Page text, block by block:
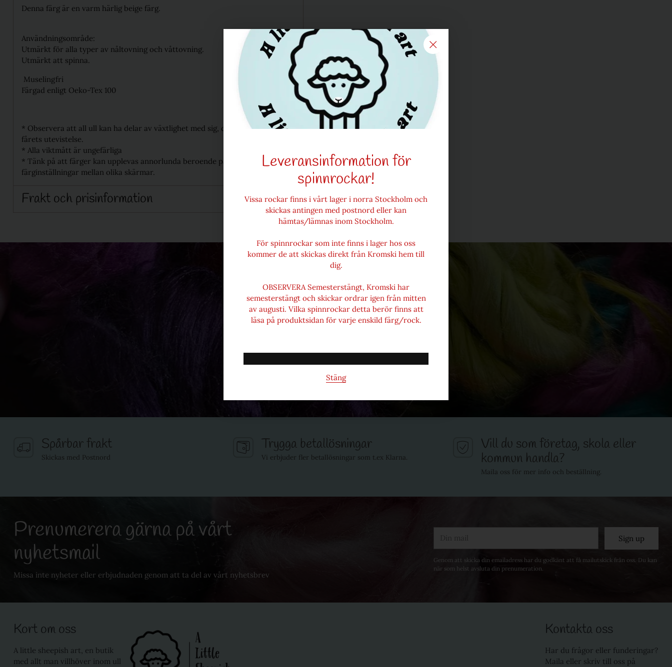
Leveransinformation för
spinnrockar!
Vissa rockar finns i vårt lager i norra Stockholm och
skickas antingen med postnord eller kan
hämtas/lämnas inom Stockholm.
För spinnrockar som inte finns i lager hos oss
kommer de att skickas direkt från Kromski hem till
dig.
OBSERVERA Semesterstängt, Kromski har
semesterstängt och skickar ordrar igen från mitten
av augusti. Vilka spinnrockar detta berör finns att
läsa på produktsidan för varje enskild färg/rock.
Stäng
Denna färg är en varm härlig beige färg.
Användningsområde:
Utmärkt för alla typer av nåltovning och våttovning.
Utmärkt att spinna.
Muselingfri
Färgad enligt Oeko-Tex 100
* Observera att all ull kan ha delar av växtlighet med sig, denna kommer från
fårets utevistelse.
* Alla viktmått är ungefärliga
* Tänk på att färger kan upplevas annorlunda beroende på skillnader i
färginställningar mellan olika skärmar.
Frakt och prisinformation
i
Ulliversum
Spårbar frakt
Skickas med Postnord
Trygga betallösningar
Vi erbjuder fler betallösningar som t.ex Klarna.
Vill du som företag, skola eller
kommun handla?
Maila oss för mer info och beställning.
Prenumerera gärna på vårt
nyhetsmail
Missa inte nyheter eller erbjudnaden genom att ta del av vårt nyhetsbrev
Sign up
Genom att skicka din emailadress har du godkänt att få mailutskick från oss. Du kan
när som helst avsluta din prenumeration.
Kort om oss
A little sheepish art, en butik
med allt man villhöver inom ull
Kontakta oss
Har du frågor eller funderingar?
Maila eller skriv till oss på